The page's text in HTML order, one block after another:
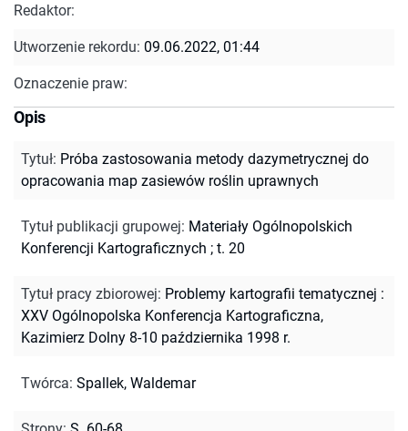
Redaktor:
Utworzenie rekordu: 09.06.2022, 01:44
Oznaczenie praw:
Opis
Tytuł: Próba zastosowania metody dazymetrycznej do
opracowania map zasiewów roślin uprawnych
Tytuł publikacji grupowej: Materiały Ogólnopolskich
Konferencji Kartograficznych ; t. 20
Tytuł pracy zbiorowej: Problemy kartografii tematycznej :
XXV Ogólnopolska Konferencja Kartograficzna,
Kazimierz Dolny 8-10 października 1998 r.
Twórca: Spallek, Waldemar